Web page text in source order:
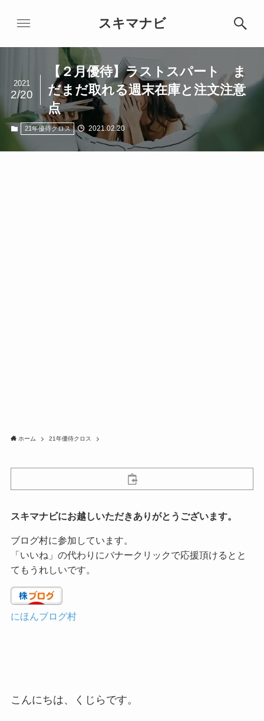
スキマナビ
【２月優待】ラストスパート ま
だまだ取れる週末在庫と注文注意
点
2021
2/20
21年優待クロス 2021.02.20
ホーム 21年優待クロス
スキマナビにお越しいただきありがとうございます。
ブログ村に参加しています。
「いいね」の代わりにバナークリックで応援頂けるとと
てもうれしいです。
にほんブログ村
こんにちは、くじらです。